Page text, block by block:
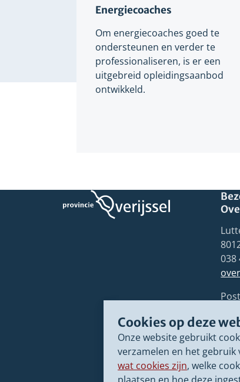
Cookies op deze
Onze website gebruikt
verzamelen en het gebruik
wat cookies zijn, welke
Energiecoaches
Om energiecoaches goed te
ondersteunen en verder te
professionaliseren, is er een
uitgebreid opleidingsaanbod
ontwikkeld.
038